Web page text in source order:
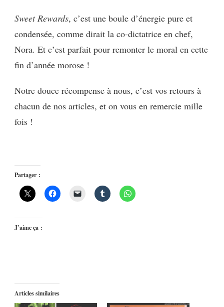
Sweet Rewards, c’est une boule d’énergie pure et
condensée, comme dirait la co-dictatrice en chef,
Nora. Et c’est parfait pour remonter le moral en cette
fin d’année morose !
Notre douce récompense à nous, c’est vos retours à
chacun de nos articles, et on vous en remercie mille
fois !
Partager :
J’aime ça :
Articles similaires